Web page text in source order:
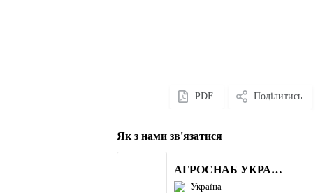
PDF Поділитись
Як з нами зв'язатися
АГРОСНАБ УКРАЇНА
Україна